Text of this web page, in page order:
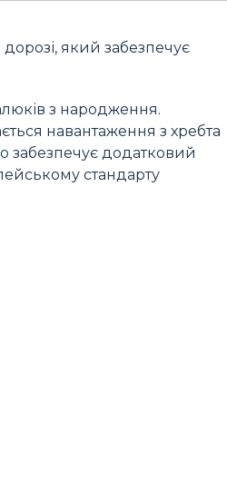
який забезпечує
з народження.
навантаження з хребта
забезпечує додатковий
стандарту